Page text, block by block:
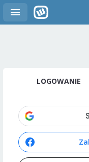
LOGOWANIE